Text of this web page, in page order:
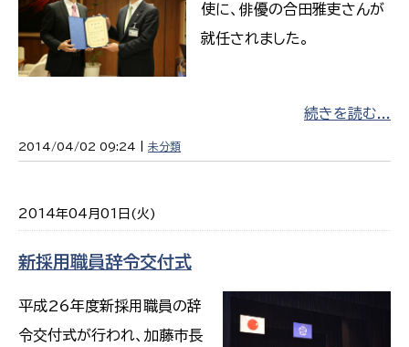
使に、俳優の合田雅吏さんが
就任されました。
続きを読む...
2014/04/02 09:24 | 未分類
2014年04月01日(火)
新採用職員辞令交付式
平成26年度新採用職員の辞
令交付式が行われ、加藤市長